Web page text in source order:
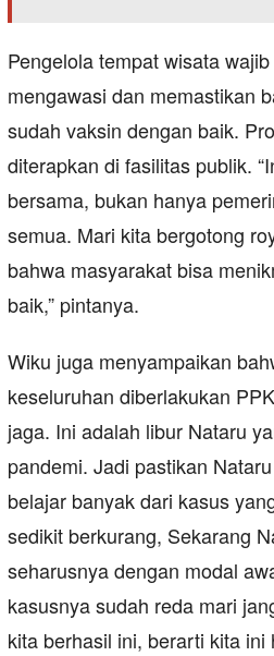
Pengelola tempat wisata
mengawasi dan memastikan
sudah vaksin dengan baik.
diterapkan di fasilitas publik.
bersama, bukan hanya
semua. Mari kita bergotong
bahwa masyarakat bisa
baik,” pintanya.
Wiku juga menyampaikan
keseluruhan diberlakukan
jaga. Ini adalah libur Nataru
pandemi. Jadi pastikan
belajar banyak dari kasus
sedikit berkurang, Sekarang
seharusnya dengan modal
kasusnya sudah reda mari
kita berhasil ini, berarti kita ini